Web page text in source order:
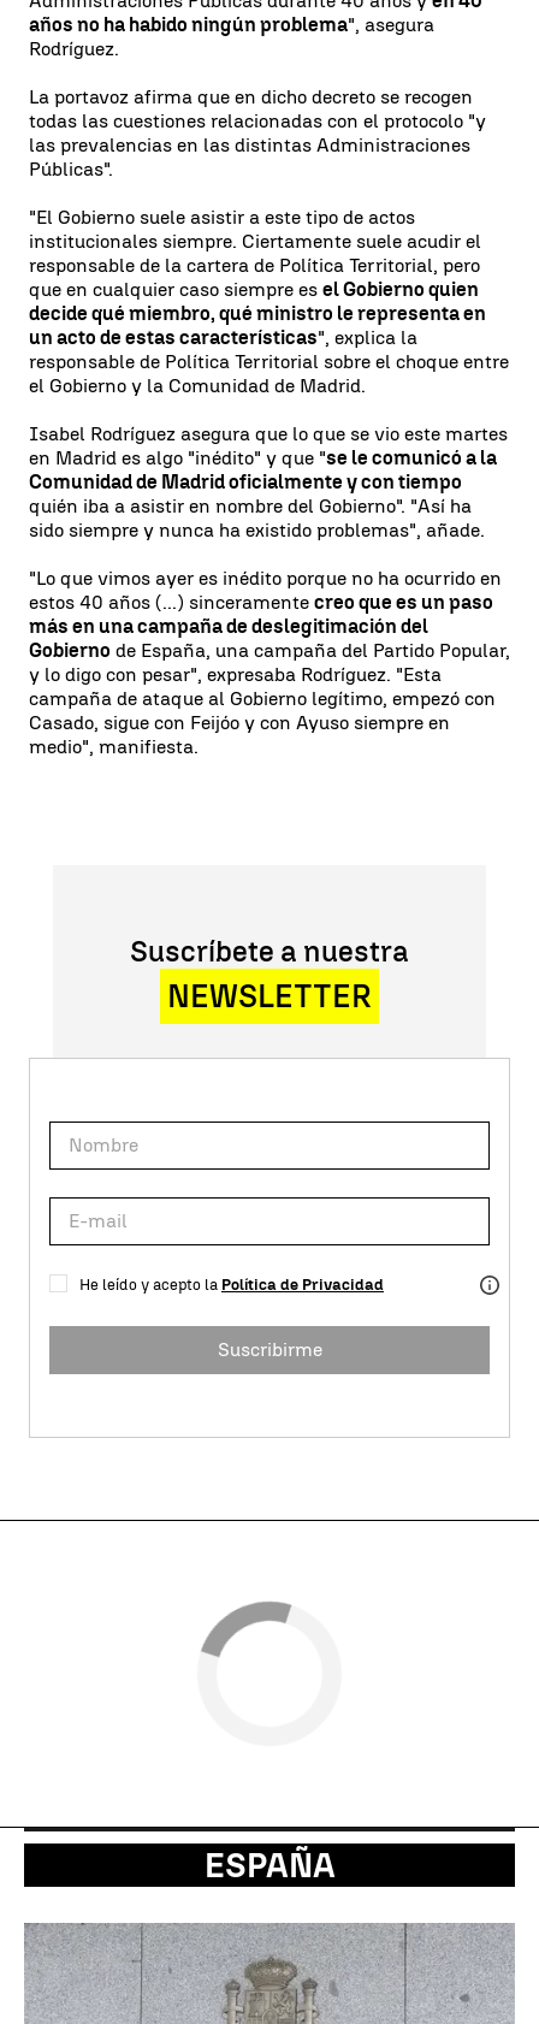
años no ha habido ningún problema", asegura
Rodríguez.
La portavoz afirma que en dicho decreto se recogen
todas las cuestiones relacionadas con el protocolo "y
las prevalencias en las distintas Administraciones
Públicas".
"El Gobierno suele asistir a este tipo de actos
institucionales siempre. Ciertamente suele acudir el
responsable de la cartera de Política Territorial, pero
que en cualquier caso siempre es el Gobierno quien
decide qué miembro, qué ministro le representa en
un acto de estas características", explica la
responsable de Política Territorial sobre el choque entre
el Gobierno y la Comunidad de Madrid.
Isabel Rodríguez asegura que lo que se vio este martes
en Madrid es algo "inédito" y que "se le comunicó a la
Comunidad de Madrid oficialmente y con tiempo
quién iba a asistir en nombre del Gobierno". "Así ha
sido siempre y nunca ha existido problemas", añade.
"Lo que vimos ayer es inédito porque no ha ocurrido en
estos 40 años (...) sinceramente creo que es un paso
más en una campaña de deslegitimación del
Gobierno de España, una campaña del Partido Popular,
y lo digo con pesar", expresaba Rodríguez. "Esta
campaña de ataque al Gobierno legítimo, empezó con
Casado, sigue con Feijóo y con Ayuso siempre en
medio", manifiesta.
Suscríbete a nuestra
NEWSLETTER
He leído y acepto la Política de Privacidad
Suscribirme
ESPAÑA